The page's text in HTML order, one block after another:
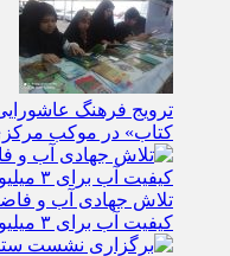
ترویج فرهنگ
کتاب» در موکب
کیفیت آب برای ۳ میلیون مسافر در مسیر مهران